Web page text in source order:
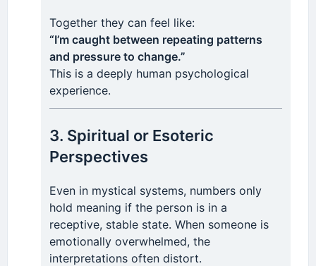
Together they can feel like:
“I’m caught between repeating patterns
and pressure to change.”
This is a deeply human psychological
experience.
3. Spiritual or Esoteric
Perspectives
Even in mystical systems, numbers only
hold meaning if the person is in a
receptive, stable state. When someone is
emotionally overwhelmed, the
interpretations often distort.